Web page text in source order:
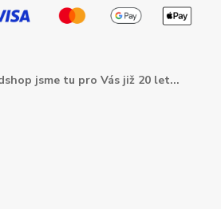
jsme tu pro Vás již 20 let...